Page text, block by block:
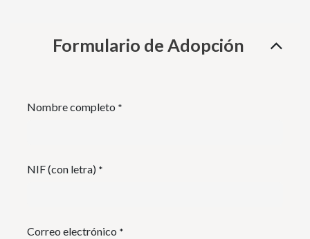
Formulario de Adopción
Nombre completo *
NIF (con letra) *
Correo electrónico *